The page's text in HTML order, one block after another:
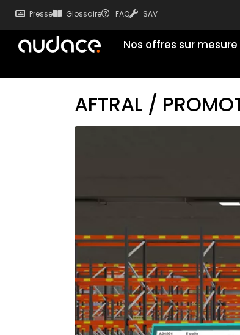
Presse Glossaire FAQ SAV
Nos offres sur mesure
AFTRAL /